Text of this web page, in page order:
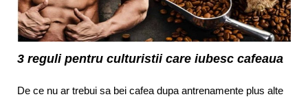
3 reguli pentru culturistii care iubesc cafeaua
De ce nu ar trebui sa bei cafea dupa antrenamente plus alte